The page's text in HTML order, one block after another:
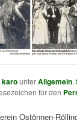
karounterAllgemein,
für den
Ostönnen-